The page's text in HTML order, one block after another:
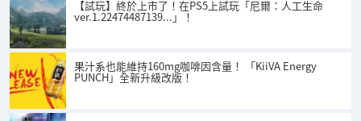
【試玩】終於上市了！在PS5上試玩「尼爾：人工生命
ver.1.22474487139...」！
果汁系也能維持160mg咖啡因含量！ 「KiiVA Energy
PUNCH」全新升級改版！